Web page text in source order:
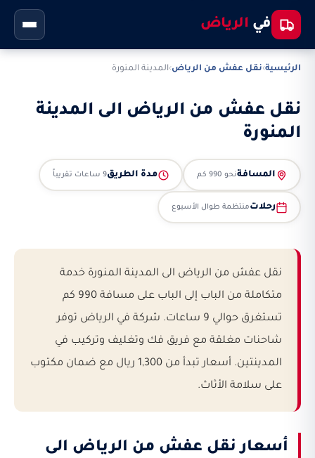
في الرياض
الرئيسية›نقل عفش من الرياض›المدينة المنورة
نقل عفش من الرياض الى المدينة
المنورة
المسافةنحو 990 كم مدة الطريق9 ساعات تقريباً
رحلاتمنتظمة طوال الأسبوع
نقل عفش من الرياض الى المدينة المنورة خدمة
متكاملة من الباب إلى الباب على مسافة 990 كم
تستغرق حوالي 9 ساعات. شركة في الرياض توفر
شاحنات مغلقة مع فريق فك وتغليف وتركيب في
المدينتين. أسعار تبدأ من 1,300 ريال مع ضمان مكتوب
على سلامة الأثاث.
أسعار نقل عفش من الرياض الى